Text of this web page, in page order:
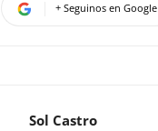
+ Seguinos en Google
Sol Castro